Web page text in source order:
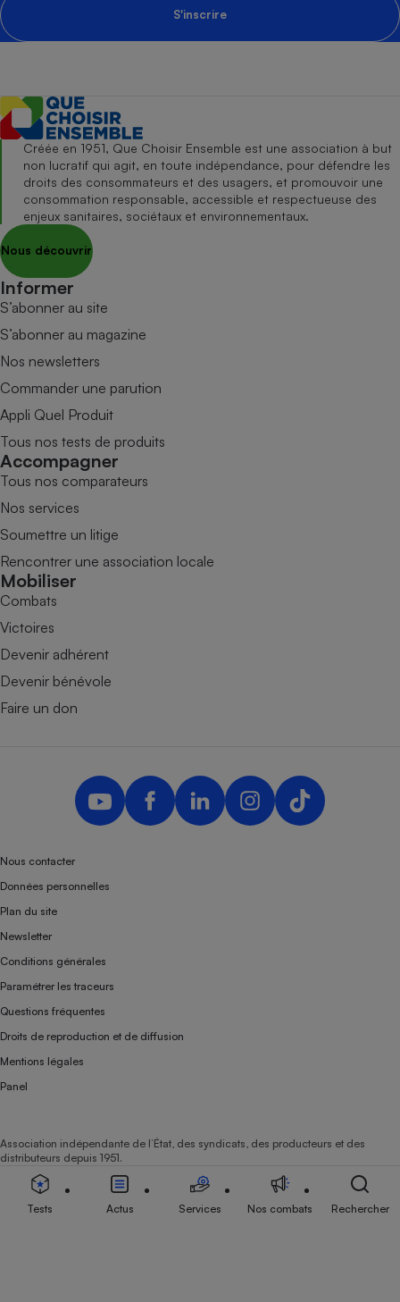
S'inscrire
Créée en 1951, Que Choisir Ensemble est une association à but
non lucratif qui agit, en toute indépendance, pour défendre les
droits des consommateurs et des usagers, et promouvoir une
consommation responsable, accessible et respectueuse des
enjeux sanitaires, sociétaux et environnementaux.
Nous découvrir
Informer
S’abonner au site
S’abonner au magazine
Nos newsletters
Commander une parution
Appli Quel Produit
Tous nos tests de produits
Accompagner
Tous nos comparateurs
Nos services
Soumettre un litige
Rencontrer une association locale
Mobiliser
Combats
Victoires
Devenir adhérent
Devenir bénévole
Faire un don
Nous contacter
Données personnelles
Plan du site
Newsletter
Conditions générales
Paramétrer les traceurs
Questions fréquentes
Droits de reproduction et de diffusion
Mentions légales
Panel
Association indépendante de l’État, des syndicats, des producteurs et des
distributeurs depuis 1951.
Tests Actus Services Nos combats Rechercher